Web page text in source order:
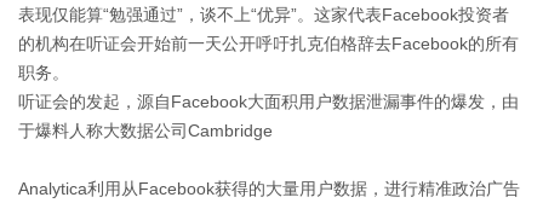
表现仅能算“勉强通过”，谈不上“优异”。这家代表Facebook投资者
的机构在听证会开始前一天公开呼吁扎克伯格辞去Facebook的所有
职务。
听证会的发起，源自Facebook大面积用户数据泄漏事件的爆发，由
于爆料人称大数据公司Cambridge
Analytica利用从Facebook获得的大量用户数据，进行精准政治广告